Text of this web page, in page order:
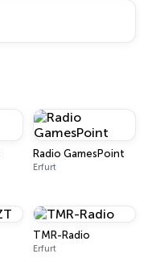
Radio GamesPoint
Erfurt
TMR-Radio
Erfurt